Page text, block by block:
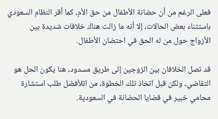
فعلى الرغم من أن حضانة الأطفال من حق الأم، كما أقر النظام السعودي
باستثناء بعض الحالات، إلا أنه ما زالت هناك خلافات شديدة بين
الأزواج حول من له الحق في احتضان الأطفال.
قد تصل الخلافان بين الزوجين إلى طريق مسدود، هنا يكون الحل هو
التقاضي، ولكن قبل اتخاذ تلك الخطوة، من اتلأفضل طلب استشارة
محامي خبير في قضايا الحضانة في السعودية.